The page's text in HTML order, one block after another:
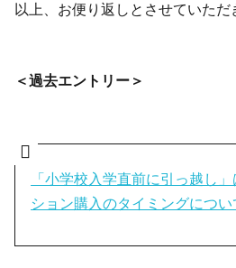
以上、お便り返しとさせていただ
＜過去エントリー＞
「小学校入学直前に引っ越し
ション購入のタイミングについ